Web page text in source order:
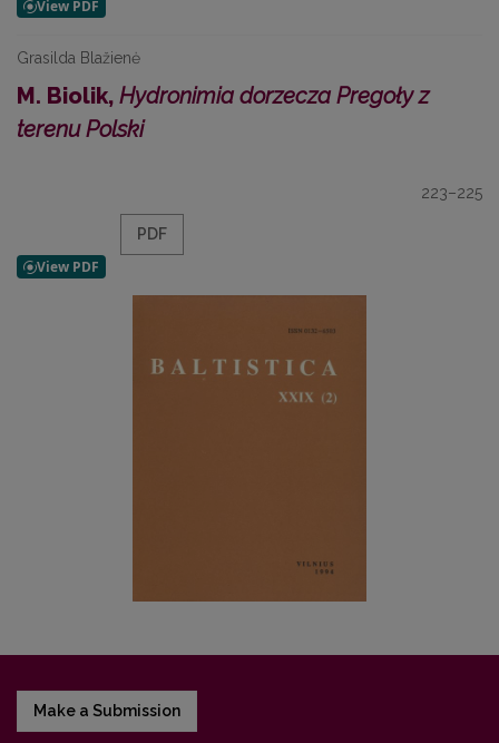
Grasilda Blažienė
M. Biolik, Hydronimia dorzecza Pregoły z
terenu Polski
223–225
PDF
Make a Submission